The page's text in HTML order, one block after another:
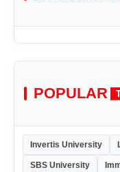
POPULAR
Invertis University
SBS University